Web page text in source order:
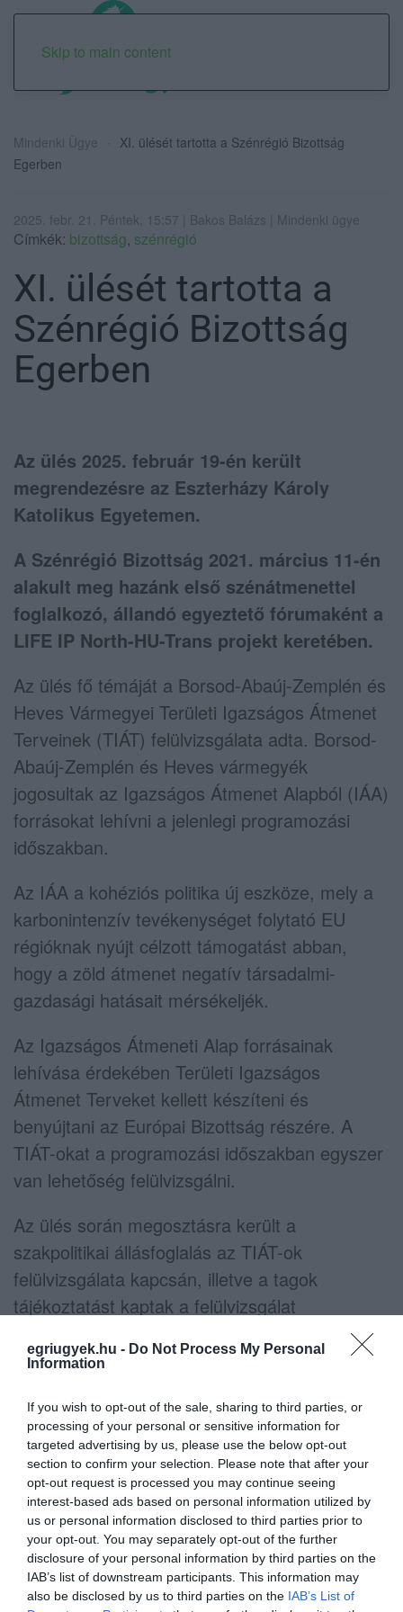
egriugyek.hu - Do Not Process My Personal
Information
If you wish to opt-out of the sale, sharing to third parties, or
processing of your personal or sensitive information for
targeted advertising by us, please use the below opt-out
section to confirm your selection. Please note that after your
opt-out request is processed you may continue seeing
interest-based ads based on personal information utilized by
us or personal information disclosed to third parties prior to
your opt-out. You may separately opt-out of the further
disclosure of your personal information by third parties on the
IAB’s list of downstream participants. This information may
also be disclosed by us to third parties on the IAB’s List of
Skip to main content
Mindenki Ügye
XI. ülését tartotta a Szénrégió Bizottság
Egerben
2025. febr. 21. Péntek, 15:57 | Bakos Balázs | Mindenki ügye
Címkék: bizottság, szénrégió
XI. ülését tartotta a
Szénrégió Bizottság
Egerben
Az ülés 2025. február 19-én került
megrendezésre az Eszterházy Károly
Katolikus Egyetemen.
A Szénrégió Bizottság 2021. március 11-én
alakult meg hazánk első szénátmenettel
foglalkozó, állandó egyeztető fórumaként a
LIFE IP North-HU-Trans projekt keretében.
Az ülés fő témáját a Borsod-Abaúj-Zemplén és
Heves Vármegyei Területi Igazságos Átmenet
Terveinek (TIÁT) felülvizsgálata adta. Borsod-
Abaúj-Zemplén és Heves vármegyék
jogosultak az Igazságos Átmenet Alapból (IÁA)
forrásokat lehívni a jelenlegi programozási
időszakban.
Az IÁA a kohéziós politika új eszköze, mely a
karbonintenzív tevékenységet folytató EU
régióknak nyújt célzott támogatást abban,
hogy a zöld átmenet negatív társadalmi-
gazdasági hatásait mérsékeljék.
Az Igazságos Átmeneti Alap forrásainak
lehívása érdekében Területi Igazságos
Átmenet Terveket kellett készíteni és
benyújtani az Európai Bizottság részére. A
TIÁT-okat a programozási időszakban egyszer
van lehetőség felülvizsgálni.
Az ülés során megosztásra került a
szakpolitikai állásfoglalás az TIÁT-ok
felülvizsgálata kapcsán, illetve a tagok
tájékoztatást kaptak a felülvizsgálat
Nemzeti Fejlesztési Központ és az Európai
Az ülésen közel 50-en vettek részt, köztük az
átmenetben érintett települési önkormányzatok
vezetői, szakszervezetek, civil szervezetek,
MVM Mátra Energia Zrt., vállalkozások, állami
közigazgatási szervek képviselői.
Forrás: Dr. Piskóti-Kovács Zsuzsa